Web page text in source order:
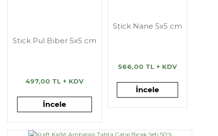
Stick Pul Biber 5x5 cm
497,00 TL + KDV
İncele
Stick Nane 5x5 cm
566,00 TL + KDV
İncele